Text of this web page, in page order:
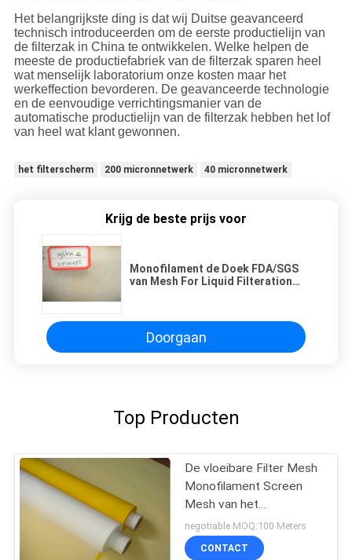
Het belangrijkste ding is dat wij Duitse geavanceerd
technisch introduceerden om de eerste productielijn van
de filterzak in China te ontwikkelen. Welke helpen de
meeste de productiefabriek van de filterzak sparen heel
wat menselijk laboratorium onze kosten maar het
werkeffection bevorderen. De geavanceerde technologie
en de eenvoudige verrichtingsmanier van de
automatische productielijn van de filterzak hebben het lof
van heel wat klant gewonnen.
het filterscherm 200 micronnetwerk 40 micronnetwerk
Krijg de beste prijs voor
Monofilament de Doek FDA/SGS
van Mesh For Liquid Filteration
Doorgaan
Top Producten
De vloeibare Filter Mesh
Monofilament Screen
Mesh van het
Filtratiemicron voor 20 -
420 Micron
negotiable MOQ:100 Meters
CONTACT